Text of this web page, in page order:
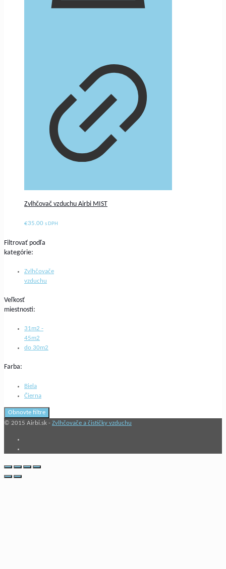
Zvlhčovač vzduchu Airbi MIST
€35.00 s DPH
Filtrovať podľa
kategórie:
Zvlhčovače
vzduchu
Veľkosť
miestnosti:
31m2 -
45m2
do 30m2
Farba:
Biela
Čierna
Obnovte filtre
© 2015 Airbi.sk - Zvlhčovače a čističky vzduchu